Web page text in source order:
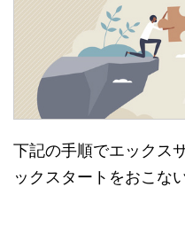
下記の手順でエックス
ックスタートをおこな